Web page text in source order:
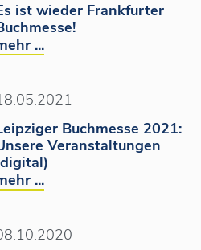
ist wieder Frankfurter
...
Buchmesse 2021:
Veranstaltungen
...